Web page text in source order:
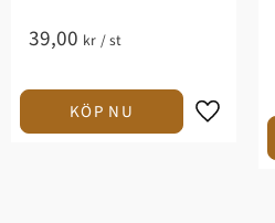
39,00 kr /st